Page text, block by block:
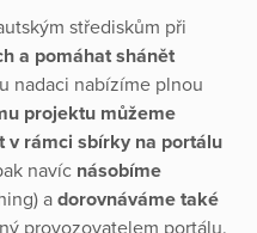
střediskům při
a pomáhat shánět
nadaci nabízíme plnou
projektu můžeme
v rámci sbírky na portálu
navíc násobíme
a dorovnáváme také
provozovatelem portálu.